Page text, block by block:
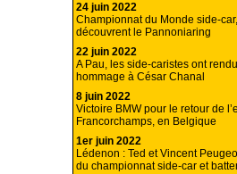
24 juin 2022
Championnat du Monde side-
découvrent le Pannoniaring
22 juin 2022
A Pau, les side-caristes ont
hommage à César Chanal
8 juin 2022
Victoire BMW pour le retour de
Francorchamps, en Belgique
1er juin 2022
Lédenon : Ted et Vincent
du championnat side-car et